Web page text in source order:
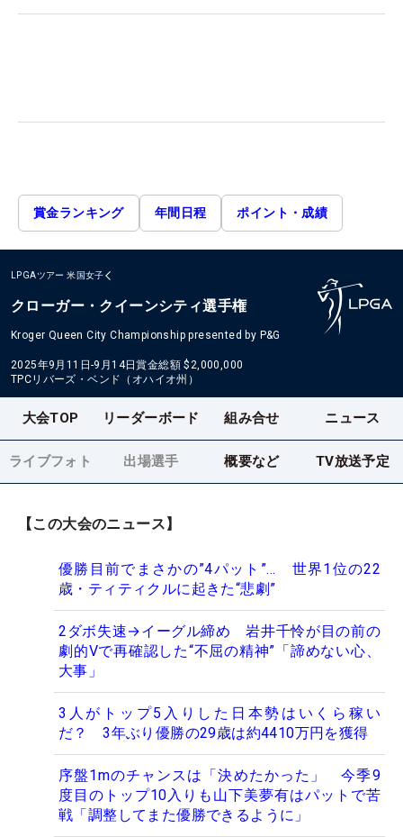
賞金ランキング 年間日程 ポイント・成績
LPGAツアー 米国女子
クローガー・クイーンシティ選手権
Kroger Queen City Championship presented by P&G
2025年9月11日-9月14日賞金総額 $2,000,000
TPCリバーズ・ベンド（オハイオ州）
大会TOP リーダーボード 組み合せ ニュース
ライブフォト 出場選手 概要など TV放送予定
【この大会のニュース】
優勝目前でまさかの”4パット”… 世界1位の22
歳・ティティクルに起きた“悲劇”
2ダボ失速→イーグル締め 岩井千怜が目の前の
劇的Vで再確認した“不屈の精神”「諦めない心、
大事」
3人がトップ5入りした日本勢はいくら稼い
だ？ 3年ぶり優勝の29歳は約4410万円を獲得
序盤1mのチャンスは「決めたかった」 今季9
度目のトップ10入りも山下美夢有はパットで苦
戦「調整してまた優勝できるように」